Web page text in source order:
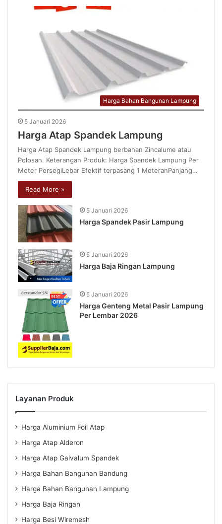
Harga Bahan Bangunan Lampung
5 Januari 2026
Harga Atap Spandek Lampung
Harga Atap Spandek Lampung berbahan Zincalume atau
Polosan. Keterangan Produk: Harga Spandek Lampung Per
Meter PersegiLebar Efektif terpasang 1 MeteranPanjang…
Read More »
5 Januari 2026
Harga Spandek Pasir Lampung
5 Januari 2026
Harga Baja Ringan Lampung
5 Januari 2026
Harga Genteng Metal Pasir Lampung
Per Lembar 2026
Layanan Produk
Harga Aluminium Foil Atap
Harga Atap Alderon
Harga Atap Galvalum Spandek
Harga Bahan Bangunan Bandung
Harga Bahan Bangunan Lampung
Harga Baja Ringan
Harga Besi Wiremesh